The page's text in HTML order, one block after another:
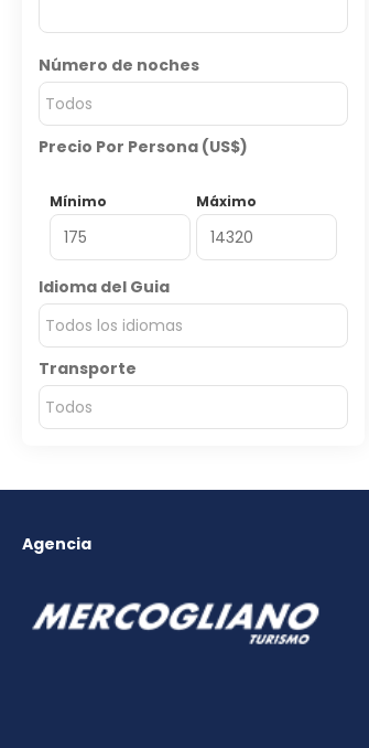
Número de noches
Todos
Precio Por Persona (US$)
Mínimo Máximo
Idioma del Guia
Todos los idiomas
Transporte
Todos
Agencia